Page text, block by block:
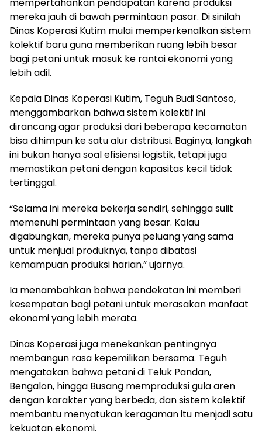
mereka jauh di bawah permintaan pasar. Di sinilah
Dinas Koperasi Kutim mulai memperkenalkan sistem
kolektif baru guna memberikan ruang lebih besar
bagi petani untuk masuk ke rantai ekonomi yang
lebih adil.
Kepala Dinas Koperasi Kutim, Teguh Budi Santoso,
menggambarkan bahwa sistem kolektif ini
dirancang agar produksi dari beberapa kecamatan
bisa dihimpun ke satu alur distribusi. Baginya, langkah
ini bukan hanya soal efisiensi logistik, tetapi juga
memastikan petani dengan kapasitas kecil tidak
tertinggal.
“Selama ini mereka bekerja sendiri, sehingga sulit
memenuhi permintaan yang besar. Kalau
digabungkan, mereka punya peluang yang sama
untuk menjual produknya, tanpa dibatasi
kemampuan produksi harian,” ujarnya.
Ia menambahkan bahwa pendekatan ini memberi
kesempatan bagi petani untuk merasakan manfaat
ekonomi yang lebih merata.
Dinas Koperasi juga menekankan pentingnya
membangun rasa kepemilikan bersama. Teguh
mengatakan bahwa petani di Teluk Pandan,
Bengalon, hingga Busang memproduksi gula aren
dengan karakter yang berbeda, dan sistem kolektif
membantu menyatukan keragaman itu menjadi satu
kekuatan ekonomi.